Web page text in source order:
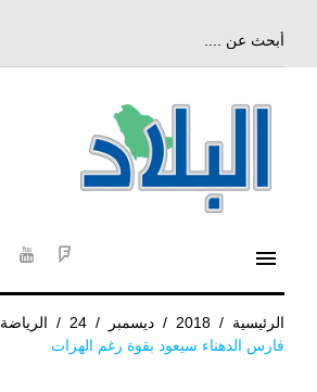
menu
الرئيسية /
2018
/ ديسمبر /
24
/ الرياضة
فارس الدهناء سيعود بقوة رغم الهزات